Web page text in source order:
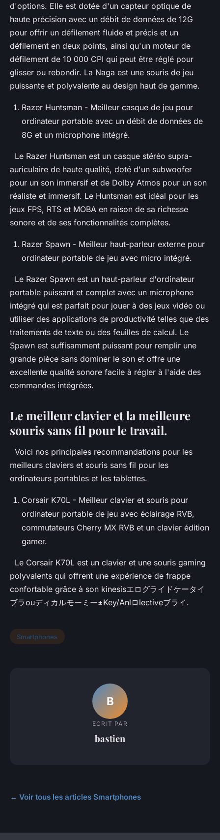
d'options. Elle est dotée d'un capteur optique de
haute précision avec un débit de données de 12G
pour offrir un défilement fluide et précis et un
défilement en deux points, ainsi qu'un moteur de
défilement de 10 000 CPI qui peut être réglé pour
glisser ou rebondir. La Naga est une souris de jeu
puissante et polyvalente au design haut de gamme.
Razer Huntsman - Meilleur casque de jeu pour
ordinateur portable avec un débit de données de
8G et un microphone intégré.
Le Razer Huntsman est un casque stéréo supra-
auriculaire de haute qualité, doté d'un subwoofer
pour un son immersif et de Dolby Atmos pour un son
réaliste et immersif. Le Huntsman est idéal pour les
jeux FPS, RTS et MOBA en raison de sa richesse
sonore et de ses fonctionnalités complètes.
Razer Spawn - Meilleur haut-parleur externe pour
ordinateur portable de jeu avec micro intégré.
Le Razer Spawn est un haut-parleur d'ordinateur
portable puissant et complet avec un microphone
intégré qui est parfait pour jouer à des jeux vidéo ou
utiliser des applications de productivité telles que des
traitements de texte ou des feuilles de calcul. Le
Spawn est suffisamment puissant pour remplir une
grande pièce sans dominer le son et offre une
excellente qualité sonore facile à régler à l'aide des
commandes intégrées.
Le meilleur clavier et la meilleure
souris sans fil pour le travail.
Voici nos principales recommandations pour les
meilleurs claviers et souris sans fil pour les
ordinateurs portables et les tablettes.
Corsair K70L - Meilleur clavier et souris pour
ordinateur portable de jeu avec éclairage RVB,
commutateurs Cherry MX RVB et un clavier édition
gamer.
Le Corsair K70L est un clavier et une souris gaming
polyvalents qui offrent une expérience de frappe
confortable grâce à son kinesisエログライドケータイ
ブラouディカルモーミー±Key/Anlロlectiveブライ.
Smartphones
B
ECRIT PAR
bastien
← Voir tous les articles Smartphones